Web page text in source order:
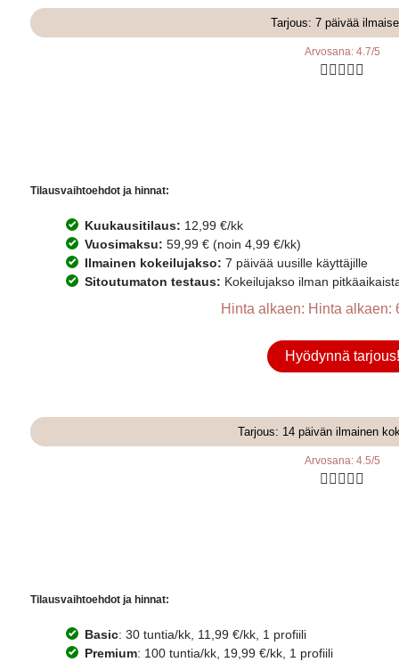
Tarjous: 7 päivää
Arvosana: 4.7/5
    
Tilausvaihtoehdot ja hinnat:
Kuukausitilaus: 12,99 €/kk
Vuosimaksu: 59,99 € (noin 4,99 €/kk)
Ilmainen kokeilujakso: 7 päivää uusille käyttäjille
Sitoutumaton testaus: Kokeilujakso ilman
Hinta alkaen: Hinta alkaen:
Hyödynnä tarjous!
Tarjous: 14 päivän ilmainen
Arvosana: 4.5/5
    
Tilausvaihtoehdot ja hinnat:
Basic: 30 tuntia/kk, 11,99 €/kk, 1 profiili
Premium: 100 tuntia/kk, 19,99 €/kk, 1 profiili